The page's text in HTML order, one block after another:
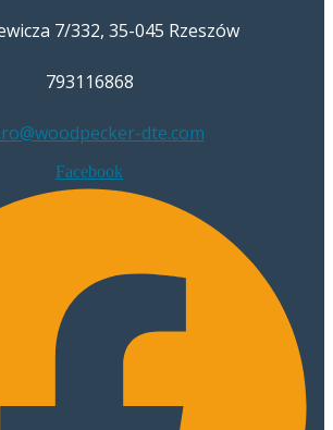
7/332, 35-045 Rzeszów
793116868
dte.com
Facebook